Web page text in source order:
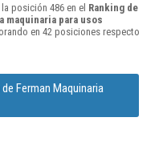
posición 486 en el Ranking de
maquinaria para usos
en 42 posiciones respecto
Ferman Maquinaria